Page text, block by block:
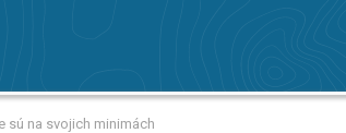
sú na svojich minimách